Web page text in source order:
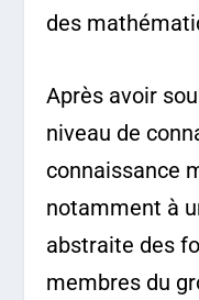
des
Après avoir
niveau de
connaissance
notamment à
abstraite des
membres du